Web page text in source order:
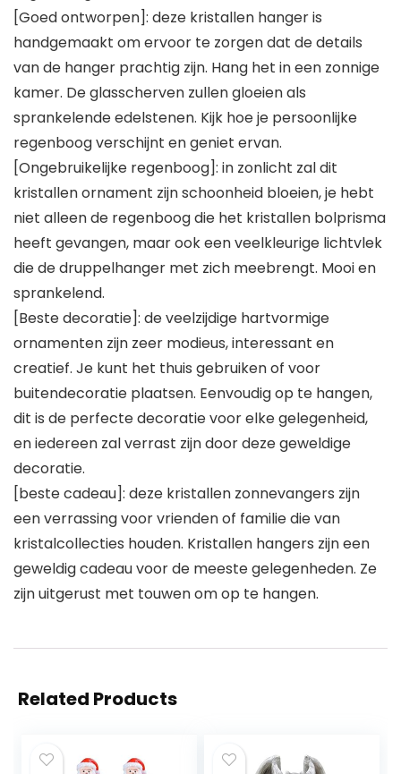
[Goed ontworpen]: deze kristallen hanger is
handgemaakt om ervoor te zorgen dat de details
van de hanger prachtig zijn. Hang het in een zonnige
kamer. De glasscherven zullen gloeien als
sprankelende edelstenen. Kijk hoe je persoonlijke
regenboog verschijnt en geniet ervan.
[Ongebruikelijke regenboog]: in zonlicht zal dit
kristallen ornament zijn schoonheid bloeien, je hebt
niet alleen de regenboog die het kristallen bolprisma
heeft gevangen, maar ook een veelkleurige lichtvlek
die de druppelhanger met zich meebrengt. Mooi en
sprankelend.
[Beste decoratie]: de veelzijdige hartvormige
ornamenten zijn zeer modieus, interessant en
creatief. Je kunt het thuis gebruiken of voor
buitendecoratie plaatsen. Eenvoudig op te hangen,
dit is de perfecte decoratie voor elke gelegenheid,
en iedereen zal verrast zijn door deze geweldige
decoratie.
[beste cadeau]: deze kristallen zonnevangers zijn
een verrassing voor vrienden of familie die van
kristalcollecties houden. Kristallen hangers zijn een
geweldig cadeau voor de meeste gelegenheden. Ze
zijn uitgerust met touwen om op te hangen.
Related Products